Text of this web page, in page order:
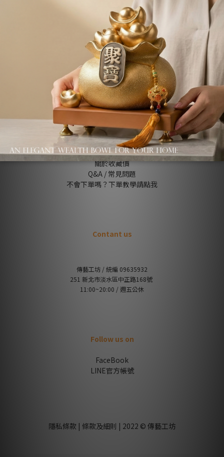
了解更多
About us
品牌故事
退換貨條款
關於收藏價
Q&A / 常見問題
不會下單嗎？下單教學請點我
Contant us
傳藝工坊 / 統編 09635932
251 新北市淡水區中正路168號
11:00~20:00 / 週五公休
Follow us on
FaceBook
LINE官方帳號
隱私條款 | 條款及細則 | 2022 © 傳藝工坊